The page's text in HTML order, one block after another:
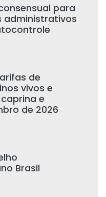
para
administrativos
de
vivos e
e
de 2026
Brasil